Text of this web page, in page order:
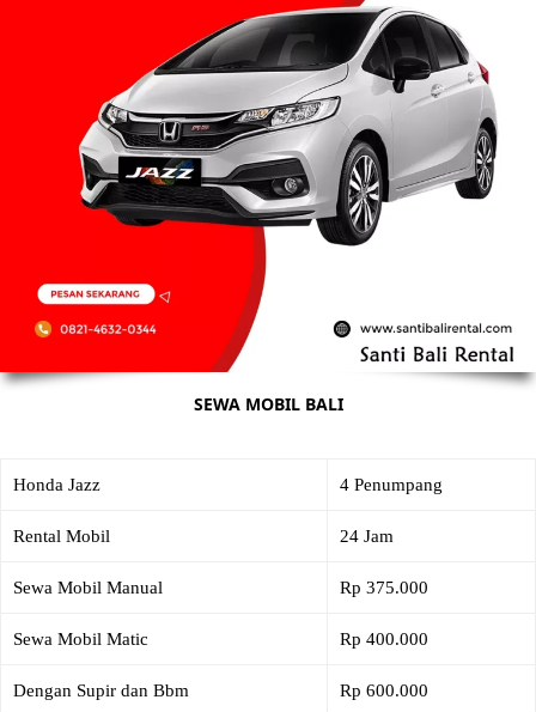
SEWA MOBIL BALI
Honda Jazz 4 Penumpang
Rental Mobil 24 Jam
Sewa Mobil Manual Rp 375.000
Sewa Mobil Matic Rp 400.000
Dengan Supir dan Bbm Rp 600.000